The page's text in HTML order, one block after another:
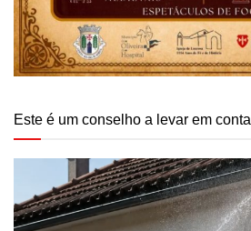
Este é um conselho a levar em conta